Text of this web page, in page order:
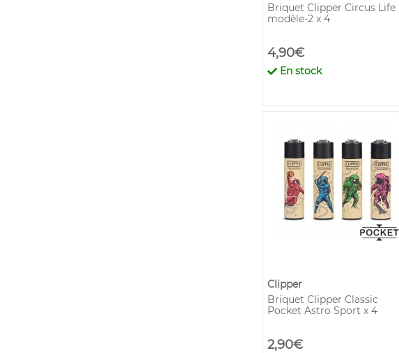
Briquet Clipper Circus Life
modèle-2 x 4
4,90€
En stock
Clipper
Briquet Clipper Classic
Pocket Astro Sport x 4
2,90€